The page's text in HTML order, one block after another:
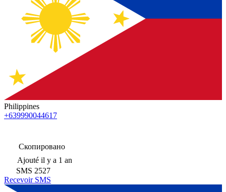
Philippines
+639990044617
Скопировано
Ajouté il y a 1 an
SMS 2527
Recevoir SMS